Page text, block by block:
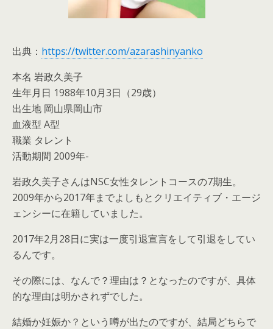
出典： https://twitter.com/azarashinyanko
本名 岩政久美子
生年月日 1988年10月3日（29歳）
出生地 岡山県岡山市
血液型 A型
職業 タレント
活動期間 2009年-
岩政久美子さんはNSC女性タレントコースの7期生。
2009年から2017年までよしもとクリエイティブ・エージ
ェンシーに在籍していました。
2017年2月28日に実は一度引退宣言をして引退をしてい
るんです。
その際には、なんで？理由は？となったのですが、具体
的な理由は明かされずでした。
結婚か妊娠か？という噂が出たのですが、結局どちらで